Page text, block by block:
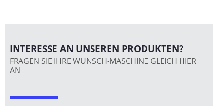
INTERESSE AN UNSEREN PRODUKTEN?
FRAGEN SIE IHRE WUNSCH-MASCHINE GLEICH HIER
AN